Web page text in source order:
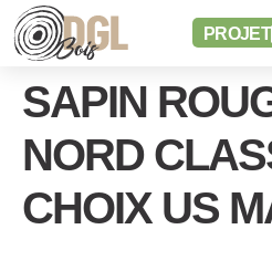
PROJET
SAPIN
NORD
CHOIX US